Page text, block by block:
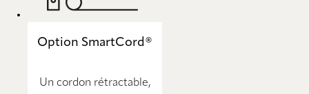
Option SmartCord®
Un cordon rétractable,